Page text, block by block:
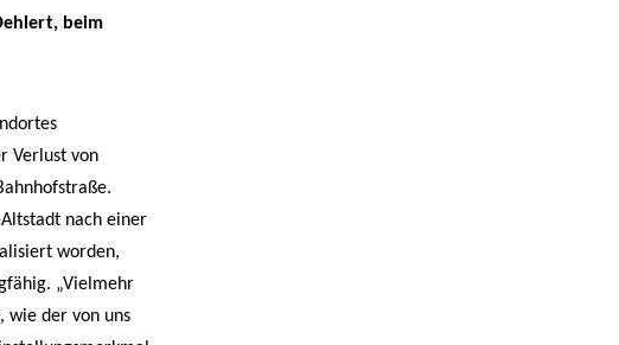
beim
Verlust von
nach einer
worden,
„Vielmehr
wie der von uns